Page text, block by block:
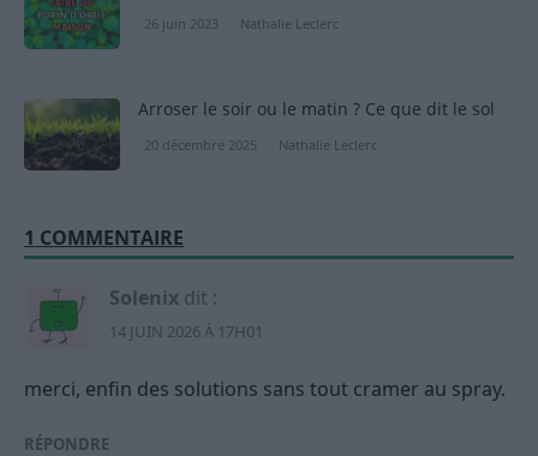
26 juin 2023 Nathalie Leclerc
Arroser le soir ou le matin ? Ce que dit le sol
20 décembre 2025 Nathalie Leclerc
1 COMMENTAIRE
Solenix dit :
14 JUIN 2026 À 17H01
merci, enfin des solutions sans tout cramer au spray.
RÉPONDRE